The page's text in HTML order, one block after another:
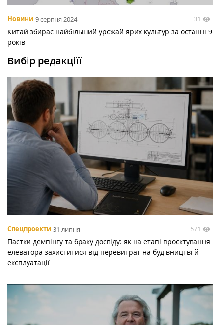
Новини 9 серпня 2024 31
Китай збирає найбільший урожай ярих культур за останні 9
років
Вибір редакціїї
Спецпроекти 31 липня 571
Пастки демпінгу та браку досвіду: як на етапі проєктування
елеватора захиститися від перевитрат на будівництві й
експлуатації